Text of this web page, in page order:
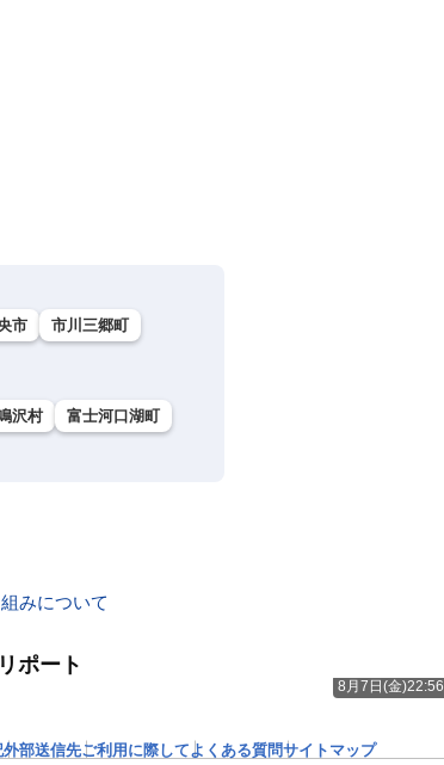
市
市川三郷町
沢村
富士河口湖町
みについて
ポート
8月7日(金)22:56
外部送信先ご利用に際してよくある質問サイトマップ